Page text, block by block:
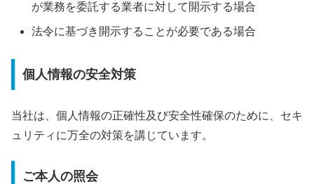
が業務を委託する業者に対して開示する場合
法令に基づき開示することが必要である場合
個人情報の安全対策
当社は、個人情報の正確性及び安全性確保のために、セキ
ュリティに万全の対策を講じています。
ご本人の照会